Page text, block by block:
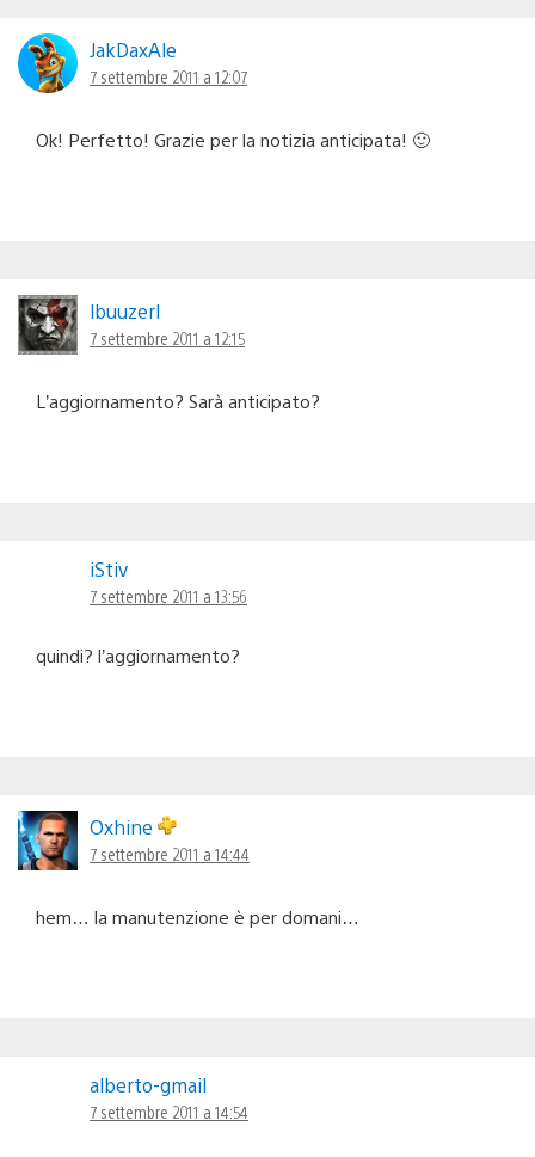
JakDaxAle
7 settembre 2011 a 12:07
Ok! Perfetto! Grazie per la notizia anticipata! 🙂
lbuuzerl
7 settembre 2011 a 12:15
L’aggiornamento? Sarà anticipato?
iStiv
7 settembre 2011 a 13:56
quindi? l’aggiornamento?
Oxhine
7 settembre 2011 a 14:44
hem… la manutenzione è per domani…
alberto-gmail
7 settembre 2011 a 14:54